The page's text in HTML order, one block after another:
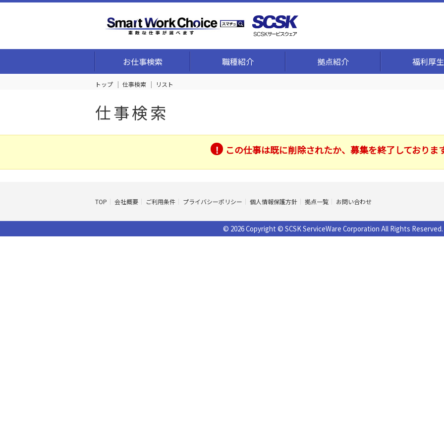
お仕事検索 職種紹介 拠点紹介 福利厚生
トップ 仕事検索 リスト
仕事検索
この仕事は既に削除されたか、募集を終了しておりま
TOP 会社概要 ご利用条件 プライバシーポリシー 個人情報保護方針 拠点一覧 お問い合わせ
© 2026 Copyright © SCSK ServiceWare Corporation All Rights Reserved.